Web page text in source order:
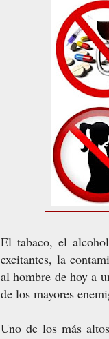
El tabaco, el
excitantes, la
al hombre de hoy a
de los mayores
Uno de los más